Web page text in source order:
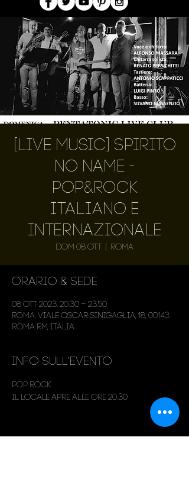
[Live Music] Spirito
No Name -
Pop&Rock
Italiano e
internazionale
dom 08 ott Roma
Orario & Sede
08 ott 2023, 20:30 – 23:50
Roma, Viale Oscar Sinigaglia, 18, 00143
Roma RM, Italia
Info sull'evento
Pop Rock
Il locale apre alle ore 20:30